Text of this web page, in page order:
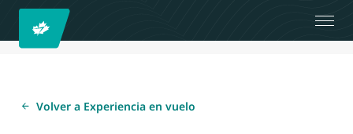
Volver a Experiencia en vuelo